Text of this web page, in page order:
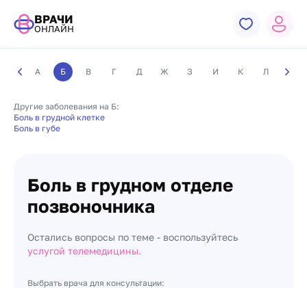
ВРАЧИ
ОНЛАЙН
А Б В Г Д Ж З И К Л М
Другие заболевания на Б:
Боль в грудной клетке
Боль в губе
Боль в грудном отделе
позвоночника
Остались вопросы по теме - воспользуйтесь
услугой телемедицины.
Выбрать врача для консультации: